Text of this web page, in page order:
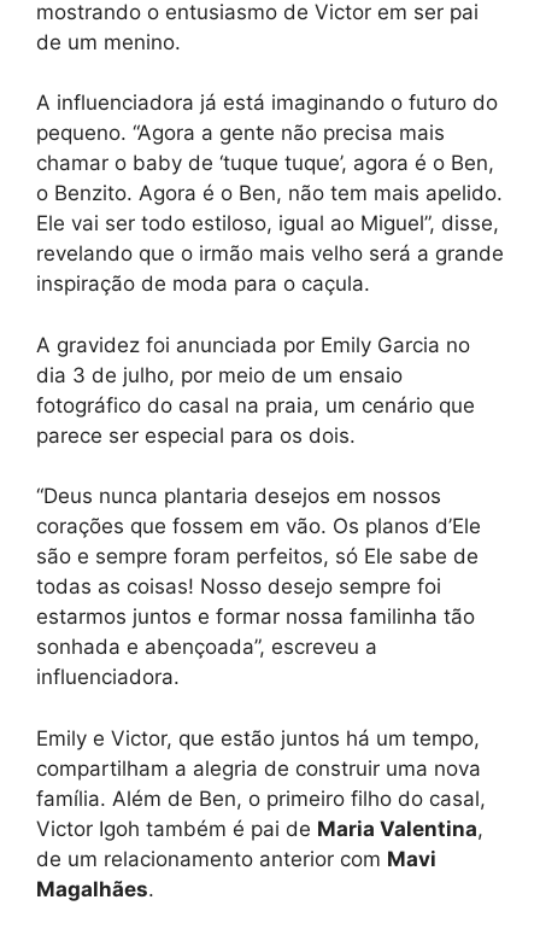
mostrando o entusiasmo de Victor em ser pai
de um menino.
A influenciadora já está imaginando o futuro do
pequeno. “Agora a gente não precisa mais
chamar o baby de ‘tuque tuque’, agora é o Ben,
o Benzito. Agora é o Ben, não tem mais apelido.
Ele vai ser todo estiloso, igual ao Miguel”, disse,
revelando que o irmão mais velho será a grande
inspiração de moda para o caçula.
A gravidez foi anunciada por Emily Garcia no
dia 3 de julho, por meio de um ensaio
fotográfico do casal na praia, um cenário que
parece ser especial para os dois.
“Deus nunca plantaria desejos em nossos
corações que fossem em vão. Os planos d’Ele
são e sempre foram perfeitos, só Ele sabe de
todas as coisas! Nosso desejo sempre foi
estarmos juntos e formar nossa familinha tão
sonhada e abençoada”, escreveu a
influenciadora.
Emily e Victor, que estão juntos há um tempo,
compartilham a alegria de construir uma nova
família. Além de Ben, o primeiro filho do casal,
Victor Igoh também é pai de Maria Valentina,
de um relacionamento anterior com Mavi
Magalhães.